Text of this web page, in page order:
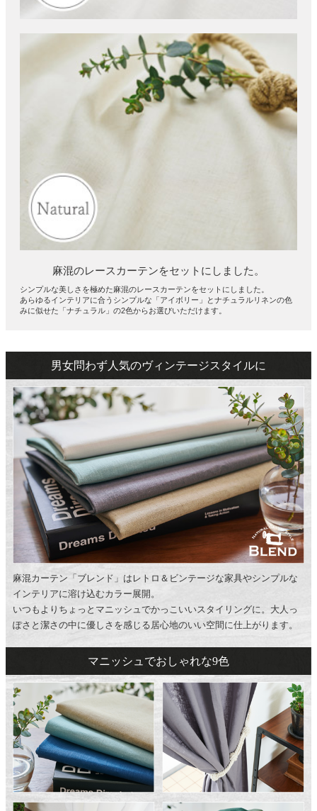
麻混のレースカーテンをセットにしました。
シンプルな美しさを極めた麻混のレースカーテンをセットにしました。
あらゆるインテリアに合うシンプルな「アイボリー」とナチュラルリネンの色
みに似せた「ナチュラル」の2色からお選びいただけます。
男女問わず人気のヴィンテージスタイルに
麻混カーテン「ブレンド」はレトロ＆ビンテージな家具やシンプルな
インテリアに溶け込むカラー展開。
いつもよりちょっとマニッシュでかっこいいスタイリングに。大人っ
ぽさと潔さの中に優しさを感じる居心地のいい空間に仕上がります。
マニッシュでおしゃれな9色